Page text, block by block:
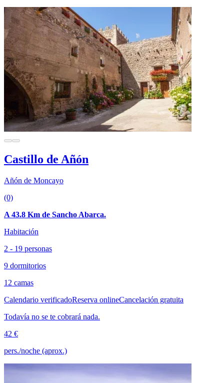
Castillo de Añón
Añón de Moncayo
(0)
A 43.8 Km de Sancho Abarca.
Habitación
2 - 19 personas
9 dormitorios
12 camas
Calendario verificadoReserva onlineCancelación gratuita
Todavía no se te cobrará nada.
42 €
pers./noche (aprox.)